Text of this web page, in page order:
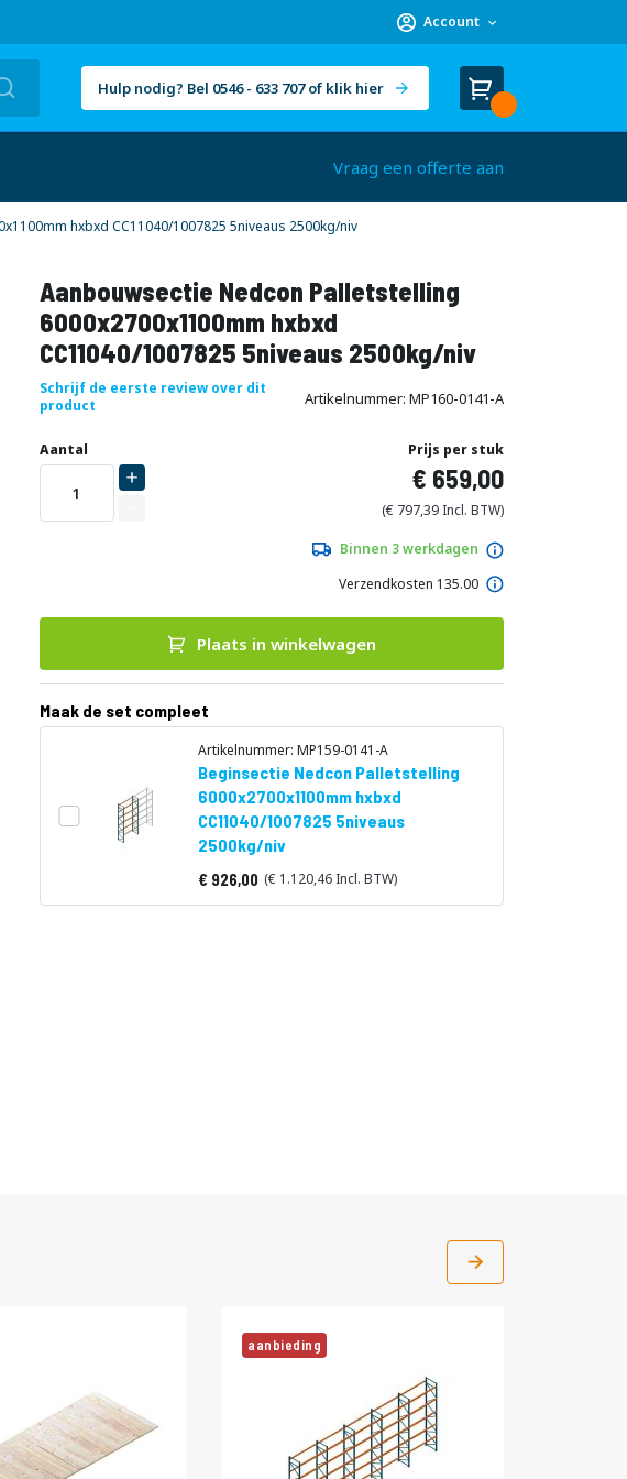
Account
Hulp nodig? Bel 0546 - 633 707 of klik hier
Winkelwagen
Cart
Vraag een offerte aan
hxbxd CC11040/1007825 5niveaus 2500kg/niv
Aanbouwsectie Nedcon Palletstelling
6000x2700x1100mm hxbxd
CC11040/1007825 5niveaus 2500kg/niv
Schrijf de eerste review over dit
product
Artikelnummer MP160-0141-A
Uw
aanpassing
DIRECT
LEVERBAAR
Aantal Prijs per stuk
659,00
797,39
Binnen 3 werkdagen
Verzendkosten 135.00
Plaats in winkelwagen
Maak de set compleet
Artikelnummer: MP159-0141-A
Beginsectie Nedcon Palletstelling
6000x2700x1100mm hxbxd
CC11040/1007825 5niveaus
2500kg/niv
Vanaf
926,00 1.120,46
aanbieding